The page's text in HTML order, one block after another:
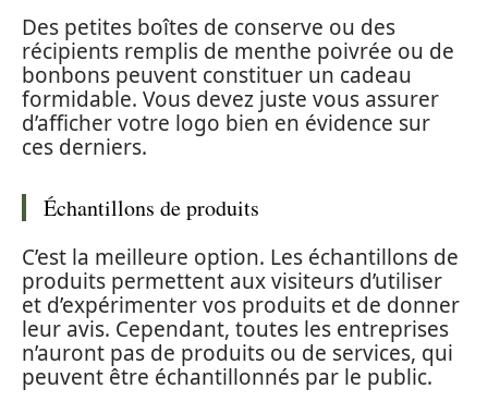
Des petites boîtes de conserve ou des
récipients remplis de menthe poivrée ou de
bonbons peuvent constituer un cadeau
formidable. Vous devez juste vous assurer
d’afficher votre logo bien en évidence sur
ces derniers.
Échantillons de produits
C’est la meilleure option. Les échantillons de
produits permettent aux visiteurs d’utiliser
et d’expérimenter vos produits et de donner
leur avis. Cependant, toutes les entreprises
n’auront pas de produits ou de services, qui
peuvent être échantillonnés par le public.